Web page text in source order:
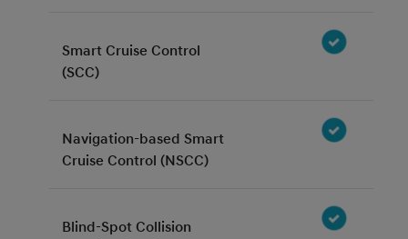
Smart Cruise Control
(SCC)
Navigation-based Smart
Cruise Control (NSCC)
Blind-Spot Collision